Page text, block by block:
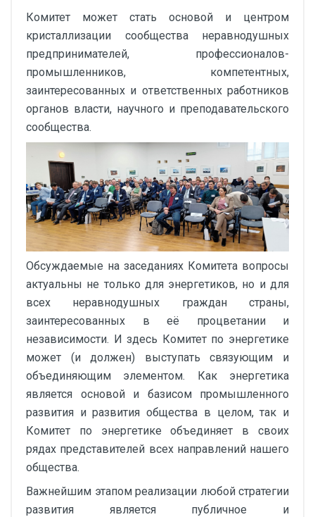
Комитет может стать основой и центром
кристаллизации сообщества неравнодушных
предпринимателей, профессионалов-
промышленников, компетентных,
заинтересованных и ответственных работников
органов власти, научного и преподавательского
сообщества.
Обсуждаемые на заседаниях Комитета вопросы
актуальны не только для энергетиков, но и для
всех неравнодушных граждан страны,
заинтересованных в её процветании и
независимости. И здесь Комитет по энергетике
может (и должен) выступать связующим и
объединяющим элементом. Как энергетика
является основой и базисом промышленного
развития и развития общества в целом, так и
Комитет по энергетике объединяет в своих
рядах представителей всех направлений нашего
общества.
Важнейшим этапом реализации любой стратегии
развития является публичное и